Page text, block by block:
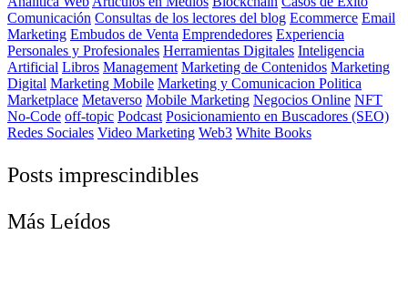
Comunicación Consultas de los lectores del blog Ecommerce Email
Marketing Embudos de Venta Emprendedores Experiencia
Personales y Profesionales Herramientas Digitales Inteligencia
Artificial Libros Management Marketing de Contenidos Marketing
Digital Marketing Mobile Marketing y Comunicacion Politica
Marketplace Metaverso Mobile Marketing Negocios Online NFT
No-Code off-topic Podcast Posicionamiento en Buscadores (SEO)
Redes Sociales Video Marketing Web3 White Books
Posts imprescindibles
Más Leídos